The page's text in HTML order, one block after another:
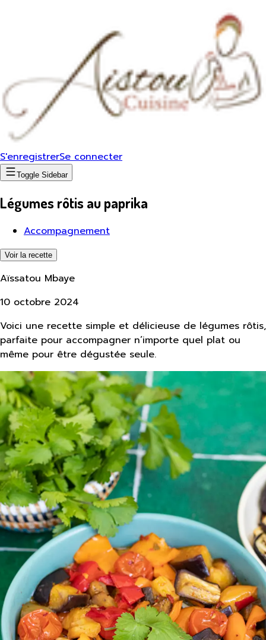
S'enregistrerSe connecter
Toggle Sidebar
Légumes rôtis au paprika
Accompagnement
Voir la recette
Aïssatou Mbaye
10 octobre 2024
Voici une recette simple et délicieuse de légumes rôtis,
parfaite pour accompagner n’importe quel plat ou
même pour être dégustée seule.